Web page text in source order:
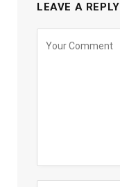
LEAVE A REPLY